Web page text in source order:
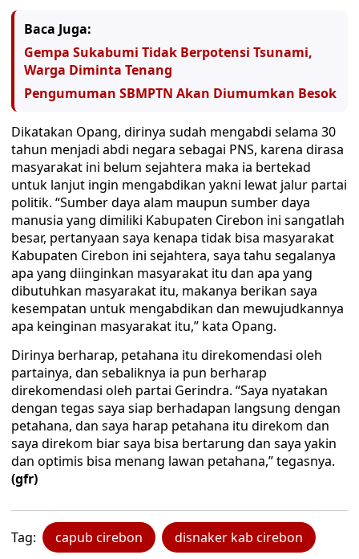
Baca Juga:
Gempa Sukabumi Tidak Berpotensi Tsunami,
Warga Diminta Tenang
Pengumuman SBMPTN Akan Diumumkan Besok
Dikatakan Opang, dirinya sudah mengabdi selama 30
tahun menjadi abdi negara sebagai PNS, karena dirasa
masyarakat ini belum sejahtera maka ia bertekad
untuk lanjut ingin mengabdikan yakni lewat jalur partai
politik. “Sumber daya alam maupun sumber daya
manusia yang dimiliki Kabupaten Cirebon ini sangatlah
besar, pertanyaan saya kenapa tidak bisa masyarakat
Kabupaten Cirebon ini sejahtera, saya tahu segalanya
apa yang diinginkan masyarakat itu dan apa yang
dibutuhkan masyarakat itu, makanya berikan saya
kesempatan untuk mengabdikan dan mewujudkannya
apa keinginan masyarakat itu,” kata Opang.
Dirinya berharap, petahana itu direkomendasi oleh
partainya, dan sebaliknya ia pun berharap
direkomendasi oleh partai Gerindra. “Saya nyatakan
dengan tegas saya siap berhadapan langsung dengan
petahana, dan saya harap petahana itu direkom dan
saya direkom biar saya bisa bertarung dan saya yakin
dan optimis bisa menang lawan petahana,” tegasnya.
(gfr)
Tag: capub cirebon disnaker kab cirebon